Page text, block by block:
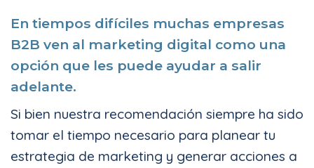
En tiempos difíciles muchas empresas
B2B ven al marketing digital como una
opción que les puede ayudar a salir
adelante.
Si bien nuestra recomendación siempre ha sido
tomar el tiempo necesario para planear tu
estrategia de marketing y generar acciones a